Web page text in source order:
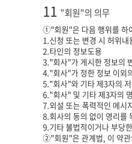
11 "회원"의 의무
①"회원"은 다음 행위를 하
1.신청 또는 변경 시 허위내
2.타인의 정보도용
3."회사"가 게시한 정보의
4."회사"가 정한 정보 이외
5."회사"와 기타 제3자의
6."회사" 및 기타 제3자의
7.외설 또는 폭력적인 메시
8.회사의 동의 없이 영리를
9.기타 불법적이거나 부당
②"회원"은 관계법, 이 약관